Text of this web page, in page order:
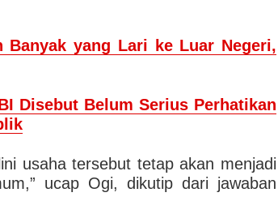
Banyak yang Lari ke Luar Negeri,
Disebut Belum Serius Perhatikan
usaha tersebut tetap akan menjadi
ucap Ogi, dikutip dari jawaban